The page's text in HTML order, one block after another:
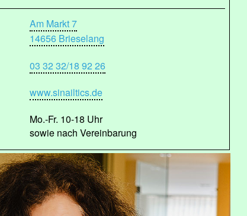
Am Markt 7
14656 Brieselang
03 32 32/18 92 26
www.sinailtics.de
Mo.-Fr. 10-18 Uhr
sowie nach Vereinbarung